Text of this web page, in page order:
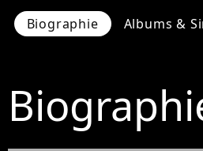
Biographie Albums &